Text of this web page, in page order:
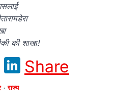
की शाखा!
EmailLinkedIn
Share
राज्य